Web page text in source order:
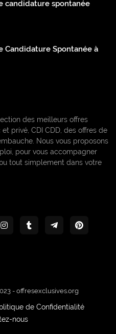
candidature spontanée
Candidature Spontanée à
des meilleurs offres
privé, CDI CDD, des offres de
Nous vous proposons
pour vous accompagner
tout simplement dans votre
- offresexclusives.org
de Confidentialité
nous